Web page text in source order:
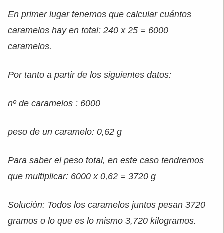
En primer lugar tenemos que calcular cuántos
caramelos hay en total: 240 x 25 = 6000
caramelos.
Por tanto a partir de los siguientes datos:
nº de caramelos : 6000
peso de un caramelo: 0,62 g
Para saber el peso total, en este caso tendremos
que multiplicar: 6000 x 0,62 = 3720 g
Solución: Todos los caramelos juntos pesan 3720
gramos o lo que es lo mismo 3,720 kilogramos.